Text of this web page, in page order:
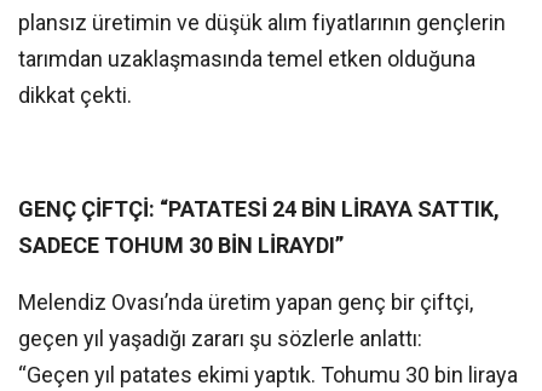
plansız üretimin ve düşük alım fiyatlarının gençlerin
tarımdan uzaklaşmasında temel etken olduğuna
dikkat çekti.
GENÇ ÇİFTÇİ: “PATATESİ 24 BİN LİRAYA SATTIK,
SADECE TOHUM 30 BİN LİRAYDI”
Melendiz Ovası’nda üretim yapan genç bir çiftçi,
geçen yıl yaşadığı zararı şu sözlerle anlattı:
“Geçen yıl patates ekimi yaptık. Tohumu 30 bin liraya